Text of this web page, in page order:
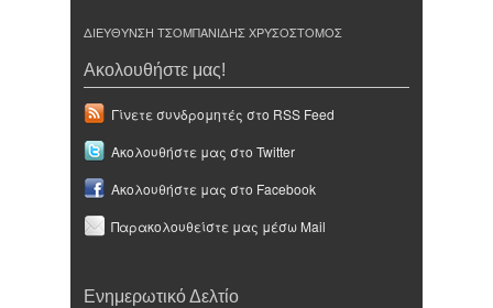
ΔΙΕΥΘΥΝΣΗ ΤΣΟΜΠΑΝΙΔΗΣ ΧΡΥΣΟΣΤΟΜΟΣ
Ακολουθήστε μας!
Γίνετε συνδρομητές στο RSS Feed
Ακολουθήστε μας στο Twitter
Ακολουθήστε μας στο Facebook
Παρακολουθείστε μας μέσω Mail
Ενημερωτικό Δελτίο